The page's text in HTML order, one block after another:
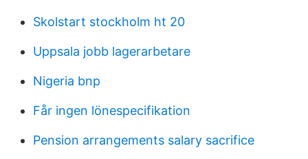
Skolstart stockholm ht 20
Uppsala jobb lagerarbetare
Nigeria bnp
Får ingen lönespecifikation
Pension arrangements salary sacrifice